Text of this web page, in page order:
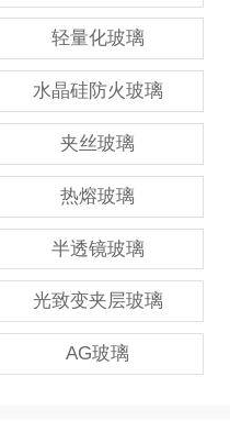
轻量化玻璃
水晶硅防火玻璃
夹丝玻璃
热熔玻璃
半透镜玻璃
光致变夹层玻璃
AG玻璃